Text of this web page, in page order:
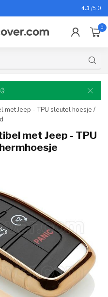
Voor
4.3 /5.0
0
met Jeep - TPU sleutel hoesje /
met Jeep - TPU